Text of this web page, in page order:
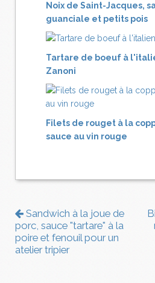
Noix de Saint-Jacques,
guanciale et petits pois
Tartare de boeuf à
Zanoni
Filets de rouget à la
sauce au vin rouge
Sandwich à la joue de
porc, sauce "tartare" à la
poire et fenouil pour un
atelier tripier